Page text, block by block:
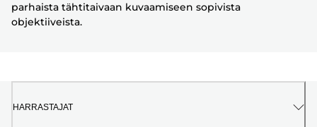
parhaista tähtitaivaan kuvaamiseen sopivista
objektiiveista.
HARRASTAJAT